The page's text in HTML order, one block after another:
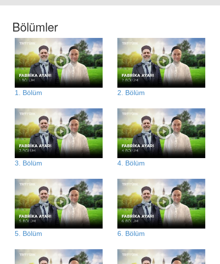
Bölümler
1. Bölüm 2. Bölüm
3. Bölüm 4. Bölüm
5. Bölüm 6. Bölüm